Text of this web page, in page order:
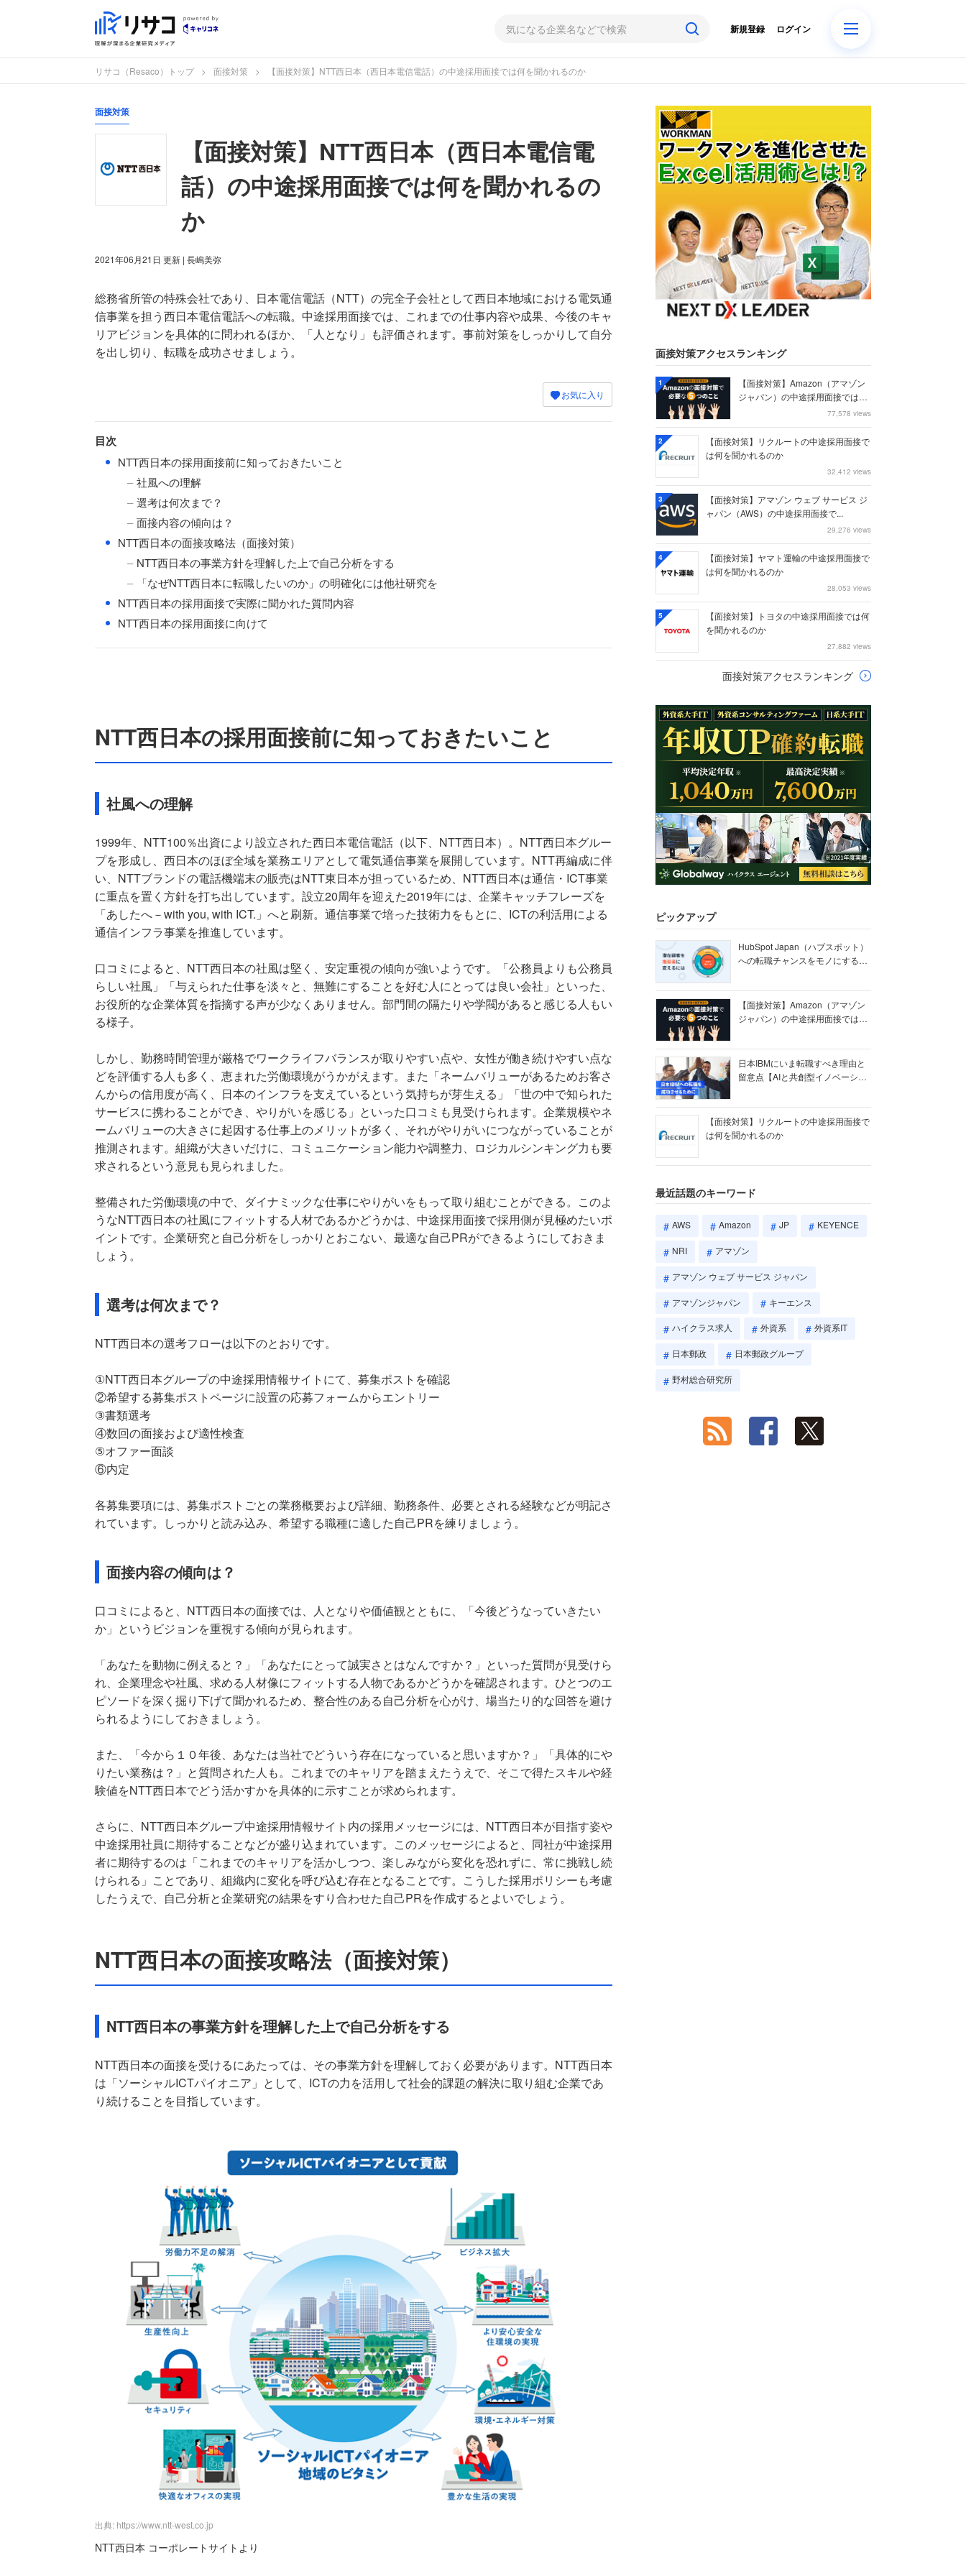
ログイン
新規登録
リサコ（Resaco）トップ 面接対策 【面接対策】NTT西日本（西日本電信電話）の中途採用面接では何を聞かれるのか
面接対策
【面接対策】NTT西日本（西日本電信電
話）の中途採用面接では何を聞かれるの
か
2021年06月21日 更新 | 長嶋美弥
総務省所管の特殊会社であり、日本電信電話（NTT）の完全子会社として西日本地域における電気通
信事業を担う西日本電信電話への転職。中途採用面接では、これまでの仕事内容や成果、今後のキャ
リアビジョンを具体的に問われるほか、「人となり」も評価されます。事前対策をしっかりして自分
を出し切り、転職を成功させましょう。
お気に入り
目次
● NTT西日本の採用面接前に知っておきたいこと
社風への理解
選考は何次まで？
面接内容の傾向は？
● NTT西日本の面接攻略法（面接対策）
NTT西日本の事業方針を理解した上で自己分析をする
「なぜNTT西日本に転職したいのか」の明確化には他社研究を
● NTT西日本の採用面接で実際に聞かれた質問内容
● NTT西日本の採用面接に向けて
NTT西日本の採用面接前に知っておきたいこと
社風への理解
1999年、NTT100％出資により設立された西日本電信電話（以下、NTT西日本）。NTT西日本グルー
プを形成し、西日本のほぼ全域を業務エリアとして電気通信事業を展開しています。NTT再編成に伴
い、NTTブランドの電話機端末の販売はNTT東日本が担っているため、NTT西日本は通信・ICT事業
に重点を置く方針を打ち出しています。設立20周年を迎えた2019年には、企業キャッチフレーズを
「あしたへ－with you, with ICT.」へと刷新。通信事業で培った技術力をもとに、ICTの利活用による
通信インフラ事業を推進しています。
口コミによると、NTT西日本の社風は堅く、安定重視の傾向が強いようです。「公務員よりも公務員
らしい社風」「与えられた仕事を淡々と、無難にすることを好む人にとっては良い会社」といった、
お役所的な企業体質を指摘する声が少なくありません。部門間の隔たりや学閥があると感じる人もい
る様子。
しかし、勤務時間管理が厳格でワークライフバランスが取りやすい点や、女性が働き続けやすい点な
どを評価する人も多く、恵まれた労働環境がうかがえます。また「ネームバリューがあるためお客さ
んからの信用度が高く、日本のインフラを支えているという気持ちが芽生える」「世の中で知られた
サービスに携わることができ、やりがいを感じる」といった口コミも見受けられます。企業規模やネ
ームバリューの大きさに起因する仕事上のメリットが多く、それがやりがいにつながっていることが
推測されます。組織が大きいだけに、コミュニケーション能力や調整力、ロジカルシンキング力も要
求されるという意見も見られました。
整備された労働環境の中で、ダイナミックな仕事にやりがいをもって取り組むことができる。このよ
うなNTT西日本の社風にフィットする人材であるかどうかは、中途採用面接で採用側が見極めたいポ
イントです。企業研究と自己分析をしっかりとおこない、最適な自己PRができるようにしておきま
しょう。
選考は何次まで？
NTT西日本の選考フローは以下のとおりです。
①NTT西日本グループの中途採用情報サイトにて、募集ポストを確認
②希望する募集ポストページに設置の応募フォームからエントリー
③書類選考
④数回の面接および適性検査
⑤オファー面談
⑥内定
各募集要項には、募集ポストごとの業務概要および詳細、勤務条件、必要とされる経験などが明記さ
れています。しっかりと読み込み、希望する職種に適した自己PRを練りましょう。
面接内容の傾向は？
口コミによると、NTT西日本の面接では、人となりや価値観とともに、「今後どうなっていきたい
か」というビジョンを重視する傾向が見られます。
「あなたを動物に例えると？」「あなたにとって誠実さとはなんですか？」といった質問が見受けら
れ、企業理念や社風、求める人材像にフィットする人物であるかどうかを確認されます。ひとつのエ
ピソードを深く掘り下げて聞かれるため、整合性のある自己分析を心がけ、場当たり的な回答を避け
られるようにしておきましょう。
また、「今から１０年後、あなたは当社でどういう存在になっていると思いますか？」「具体的にや
りたい業務は？」と質問された人も。これまでのキャリアを踏まえたうえで、そこで得たスキルや経
験値をNTT西日本でどう活かすかを具体的に示すことが求められます。
さらに、NTT西日本グループ中途採用情報サイト内の採用メッセージには、NTT西日本が目指す姿や
中途採用社員に期待することなどが盛り込まれています。このメッセージによると、同社が中途採用
者に期待するのは「これまでのキャリアを活かしつつ、楽しみながら変化を恐れずに、常に挑戦し続
けられる」ことであり、組織内に変化を呼び込む存在となることです。こうした採用ポリシーも考慮
したうえで、自己分析と企業研究の結果をすり合わせた自己PRを作成するとよいでしょう。
NTT西日本の面接攻略法（面接対策）
NTT西日本の事業方針を理解した上で自己分析をする
NTT西日本の面接を受けるにあたっては、その事業方針を理解しておく必要があります。NTT西日本
は「ソーシャルICTパイオニア」として、ICTの力を活用して社会的課題の解決に取り組む企業であ
り続けることを目指しています。
出典: https://www.ntt-west.co.jp
NTT西日本 コーポレートサイトより
面接対策アクセスランキング
1
【面接対策】Amazon（アマゾン
ジャパン）の中途採用面接では何
77,578 views
2
【面接対策】リクルートの中途採用面接で
は何を聞かれるのか
32,412 views
3
【面接対策】アマゾン ウェブ サービス ジ
ャパン（AWS）の中途採用面接で...
29,276 views
4
【面接対策】ヤマト運輸の中途採用面接で
は何を聞かれるのか
28,053 views
5
【面接対策】トヨタの中途採用面接では何
を聞かれるのか
27,882 views
面接対策アクセスランキング
ピックアップ
HubSpot Japan（ハブスポット）
への転職チャンスをモノにする
【面接対策】Amazon（アマゾン
ジャパン）の中途採用面接では何
日本IBMにいま転職すべき理由と
留意点【AIと共創型イノベーショ
【面接対策】リクルートの中途採用面接で
は何を聞かれるのか
最近話題のキーワード
AWS Amazon JP KEYENCE
NRI アマゾン
アマゾン ウェブ サービス ジャパン
アマゾンジャパン キーエンス
ハイクラス求人 外資系 外資系IT
日本郵政 日本郵政グループ
野村総合研究所